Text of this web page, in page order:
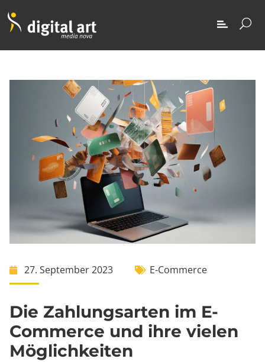
27. September 2023 E-Commerce
Die Zahlungsarten im E-
Commerce und ihre vielen
Möglichkeiten